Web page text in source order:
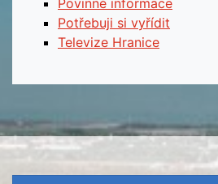
Povinné informace
Potřebuji si vyřídit
Televize Hranice